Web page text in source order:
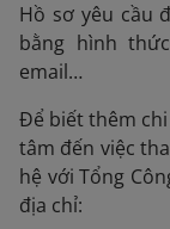
Hồ sơ yêu cầu
bằng hình
email…
Để biết thêm
tâm đến việc
hệ với Tổng
địa chỉ: